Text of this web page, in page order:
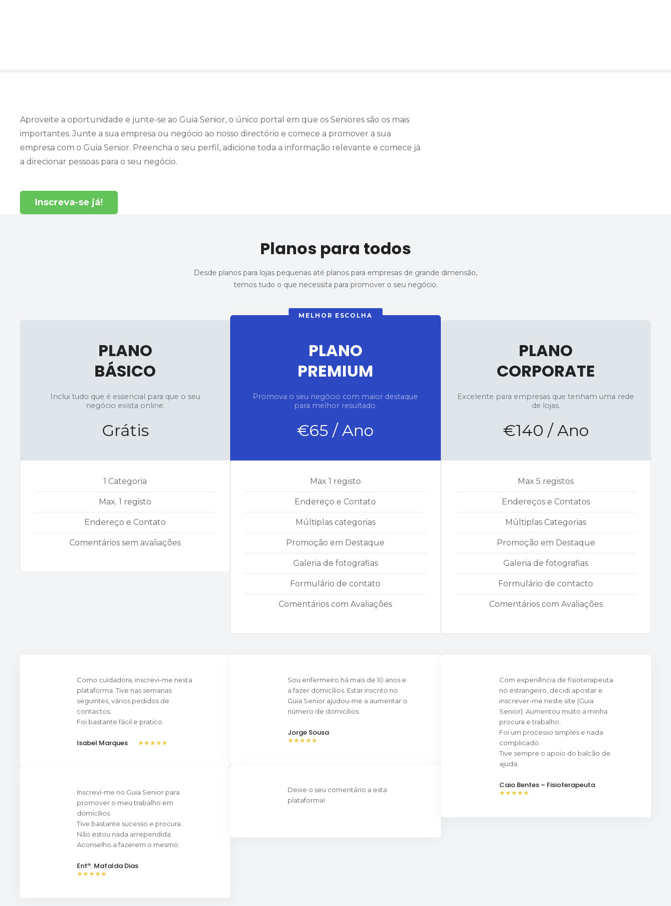
Aproveite a oportunidade e junte-se ao Guia Senior, o único portal em que os Seniores são os mais
importantes. Junte a sua empresa ou negócio ao nosso directório e comece a promover a sua
empresa com o Guia Senior. Preencha o seu perfil, adicione toda a informação relevante e comece já
a direcionar pessoas para o seu negócio.
Inscreva-se já!
Planos para todos
Desde planos para lojas pequenas até planos para empresas de grande dimensão,
temos tudo o que necessita para promover o seu negócio.
PLANO
BÁSICO
Inclui tudo que é essencial para que o seu
negócio exista online.
Grátis
1 Categoria
Max. 1 registo
Endereço e Contato
Comentários sem avaliações
MELHOR ESCOLHA
PLANO
PREMIUM
Promova o seu negócio com maior destaque
para melhor resultado.
€65 / Ano
Max 1 registo
Endereço e Contato
Múltiplas categorias
Promoção em Destaque
Galeria de fotografias
Formulário de contato
Comentários com Avaliações
PLANO
CORPORATE
Excelente para empresas que tenham uma rede
de lojas.
€140 / Ano
Max 5 registos
Endereços e Contatos
Múltiplas Categorias
Promoção em Destaque
Galeria de fotografias
Formulário de contacto
Comentários com Avaliações
Como cuidadora, inscrevi-me nesta
plataforma. Tive nas semanas
seguintes, vários pedidos de
contactos.
Foi bastante fácil e pratico.
Isabel Marques ★★★★★
Inscrevi-me no Guia Senior para
promover o meu trabalho em
domicílios.
Tive bastante sucesso e procura.
Não estou nada arrependida.
Aconselho a fazerem o mesmo.
Enfª. Mafalda Dias
★★★★★
Sou enfermeiro há mais de 10 anos e
a fazer domicílios. Estar inscrito no
Guia Senior ajudou-me a aumentar o
número de domicilios.
Jorge Sousa
★★★★★
Deixe o seu comentário a esta
plataforma!
Com experiência de fisioterapeuta
no estrangeiro, decidi apostar e
inscrever-me neste site (Guia
Senior). Aumentou muito a minha
procura e trabalho.
Foi um processo simples e nada
complicado.
Tive sempre o apoio do balcão de
ajuda.
Caio Bentes – Fisioterapeuta
★★★★★